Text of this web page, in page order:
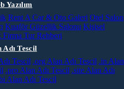
Yazılım
Rent A Car & Oto Galeri Otel Salon
Kuaför Güzellik Salonu Kişisel
Firma Tur Rehberi
Adı Tescil
Tescil .org Alan Adı Tescil .in Alan
.pro Alan Adı Tescil .site Alan Adı
Alan Adı Tescil